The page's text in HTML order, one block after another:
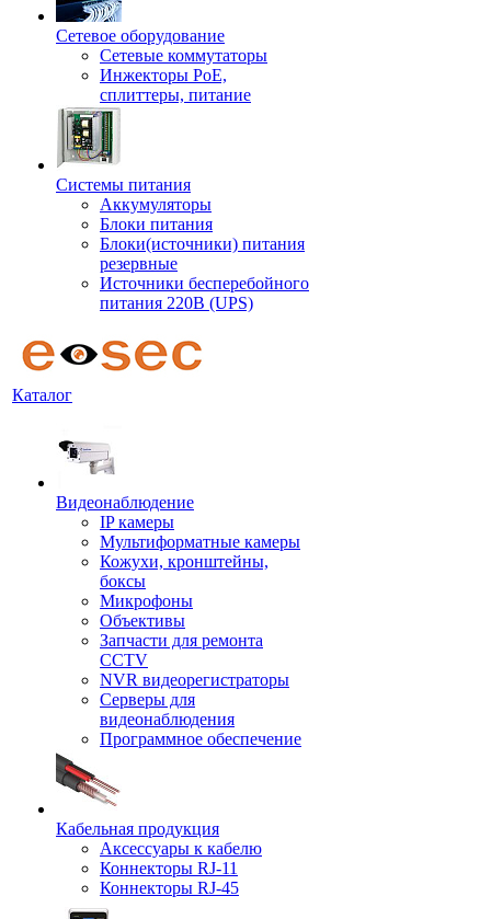
Сетевое оборудование
Сетевые коммутаторы
Инжекторы РоЕ,
сплиттеры, питание
Системы питания
Аккумуляторы
Блоки питания
Блоки(источники) питания
резервные
Источники бесперебойного
питания 220В (UPS)
Каталог
Видеонаблюдение
IP камеры
Мультиформатные камеры
Кожухи, кронштейны,
боксы
Микрофоны
Объективы
Запчасти для ремонта
CCTV
NVR видеорегистраторы
Серверы для
видеонаблюдения
Программное обеспечение
Кабельная продукция
Аксессуары к кабелю
Коннекторы RJ-11
Коннекторы RJ-45